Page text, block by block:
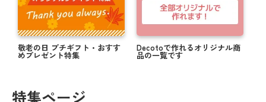
夏に贈って喜ばれる！オリジナルギフト特集 .・゜
【購入者全員対象】父の日キャンペーン実施中！
まだ間に合う！≪5/14≫母の日にオススメの商品★
敬老の日 プチギフト・おすす
めプレゼント特集
Decotoで作れるオリジナル商
品の一覧です
特集ページ